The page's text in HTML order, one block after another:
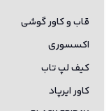
قاب و کاور گوشی
اکسسوری
کیف لپ تاب
کاور ایرپاد